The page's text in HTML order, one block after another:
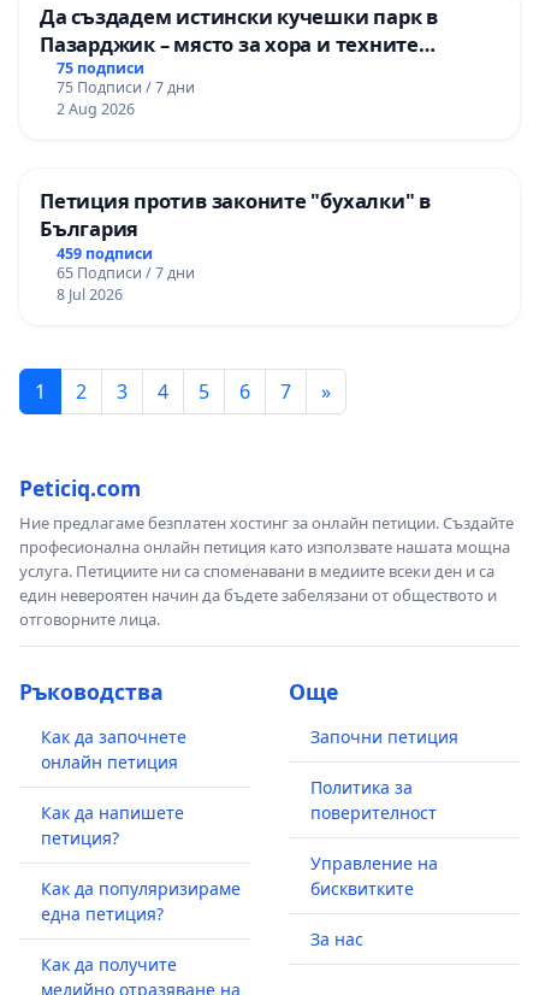
Да създадем истински кучешки парк в
Пазарджик – място за хора и техните
любимци
75 подписи
75 Подписи / 7 дни
2 Aug 2026
Петиция против законите "бухалки" в
България
459 подписи
65 Подписи / 7 дни
8 Jul 2026
1 2 3 4 5 6 7 »
Peticiq.com
Ние предлагаме безплатен хостинг за онлайн петиции. Създайте
професионална онлайн петиция като използвате нашата мощна
услуга. Петициите ни са споменавани в медиите всеки ден и са
един невероятен начин да бъдете забелязани от обществото и
отговорните лица.
Ръководства
Как да започнете
онлайн петиция
Как да напишете
петиция?
Как да популяризираме
една петиция?
Как да получите
медийно отразяване на
Още
Започни петиция
Политика за
поверителност
Управление на
бисквитките
За нас